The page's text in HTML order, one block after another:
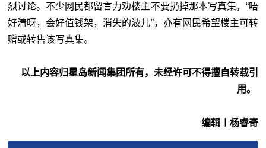
烈讨论。不少网民都留言力劝楼主不要扔掉那本写真集，“唔
好清呀，会好值钱架，消失的波儿”，亦有网民希望楼主可转
赠或转售该写真集。
以上内容归星岛新闻集团所有，未经许可不得擅自转载引
用。
编辑︱杨睿奇